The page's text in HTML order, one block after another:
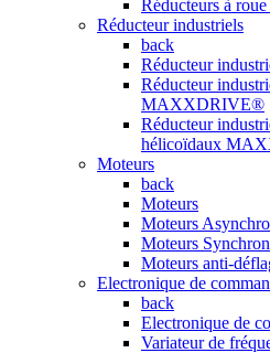
Réducteurs à
Réducteur industriels
back
Réducteur
Réducteur
MAXXDRIVE®
Réducteur
hélicoïdaux
Moteurs
back
Moteurs
Moteurs
Moteurs
Moteurs anti-
Electronique de
back
Electronique de
Variateur de